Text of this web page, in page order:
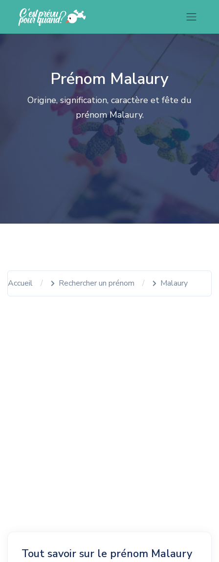
Prénom Malaury
Origine, signification, caractère et fête du
prénom Malaury.
Accueil Rechercher un prénom Malaury
Tout savoir sur le prénom Malaury